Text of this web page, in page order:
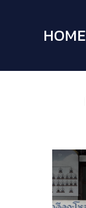
HOME